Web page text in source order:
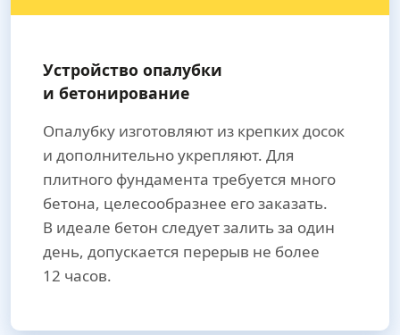
Устройство опалубки
и бетонирование
Опалубку изготовляют из крепких досок
и дополнительно укрепляют. Для
плитного фундамента требуется много
бетона, целесообразнее его заказать.
В идеале бетон следует залить за один
день, допускается перерыв не более
12 часов.